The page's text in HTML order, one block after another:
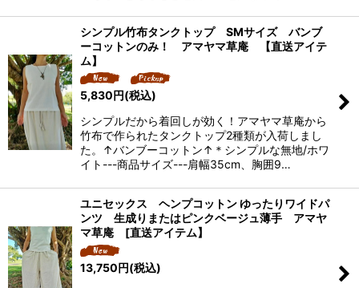
シンプル竹布タンクトップ SMサイズ バンブ
ーコットンのみ！ アマヤマ草庵 【直送アイテ
ム】
5,830円(税込)
シンプルだから着回しが効く！アマヤマ草庵から
竹布で作られたタンクトップ2種類が入荷しまし
た。↑バンブーコットン↑＊シンプルな無地/ホワ
イト---商品サイズ---肩幅35cm、胸囲9…
ユニセックス ヘンプコットン ゆったりワイドパ
ンツ 生成りまたはピンクベージュ薄手 アマヤ
マ草庵 [直送アイテム】
13,750円(税込)